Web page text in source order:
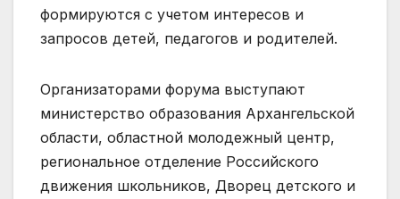
формируются с учетом интересов и
запросов детей, педагогов и родителей.
Организаторами форума выступают
министерство образования Архангельской
области, областной молодежный центр,
региональное отделение Российского
движения школьников, Дворец детского и